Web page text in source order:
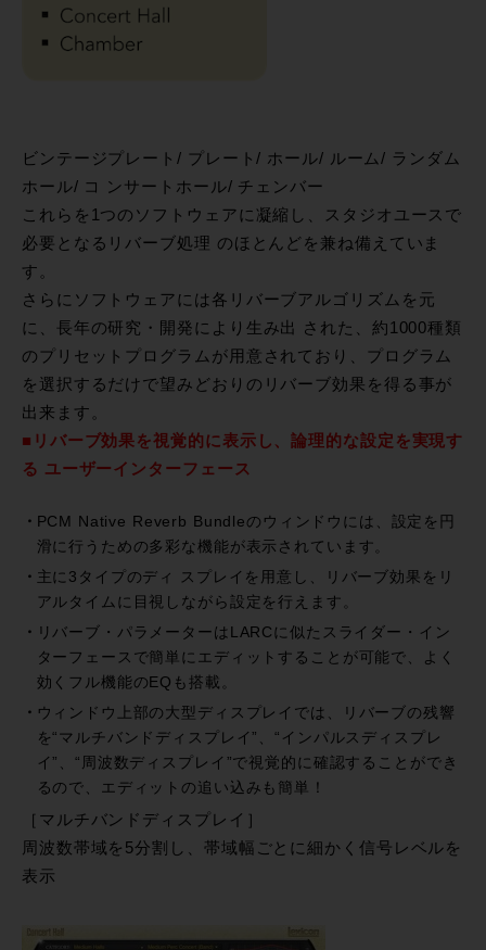
ビンテージプレート/ プレート/ ホール/ ルーム/ ランダム
ホール/ コ ンサートホール/ チェンバー
これらを1つのソフトウェアに凝縮し、スタジオユースで
必要となるリバーブ処理 のほとんどを兼ね備えていま
す。
さらにソフトウェアには各リバーブアルゴリズムを元
に、長年の研究・開発により生み出 された、約1000種類
のプリセットプログラムが用意されており、プログラム
を選択するだけで望みどおりのリバーブ効果を得る事が
出来ます。
■リバーブ効果を視覚的に表示し、論理的な設定を実現す
る ユーザーインターフェース
PCM Native Reverb Bundleのウィンドウには、設定を円
滑に行うための多彩な機能が表示されています。
主に3タイプのディ スプレイを用意し、リバーブ効果をリ
アルタイムに目視しながら設定を行えます。
リバーブ・パラメーターはLARCに似たスライダー・イン
ターフェースで簡単にエディットすることが可能で、よく
効くフル機能のEQも搭載。
ウィンドウ上部の大型ディスプレイでは、リバーブの残響
を“マルチバンドディスプレイ”、“インパルスディスプレ
イ”、“周波数ディスプレイ”で視覚的に確認することができ
るので、エディットの追い込みも簡単！
［マルチバンドディスプレイ］
周波数帯域を5分割し、帯域幅ごとに細かく信号レベルを
表示